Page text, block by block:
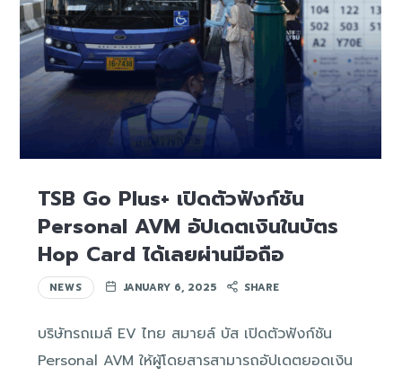
TSB Go Plus+ เปิดตัวฟังก์ชัน
Personal AVM อัปเดตเงินในบัตร
Hop Card ได้เลยผ่านมือถือ
NEWS JANUARY 6, 2025 SHARE
บริษัทรถเมล์ EV ไทย สมายล์ บัส เปิดตัวฟังก์ชัน
Personal AVM ให้ผู้โดยสารสามารถอัปเดตยอดเงิน